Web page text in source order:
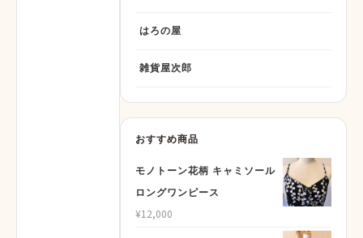
はろの屋
雑貨屋次郎
おすすめ商品
モノトーン花柄 キャミソール
ロングワンピース
¥12,000